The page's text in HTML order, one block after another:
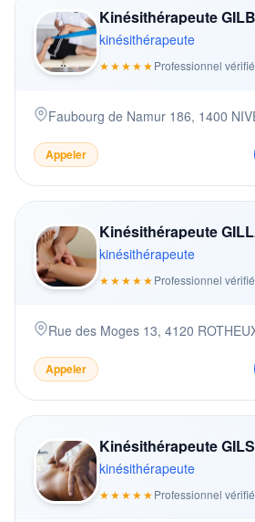
Kinésithérapeute
kinésithérapeute
★★★★★Professionnel vérifié
Faubourg de Namur 186, 1400
Appeler
Kinésithérapeute
kinésithérapeute
★★★★★Professionnel vérifié
Rue des Moges 13, 4120
Appeler
Kinésithérapeute
kinésithérapeute
★★★★★Professionnel vérifié